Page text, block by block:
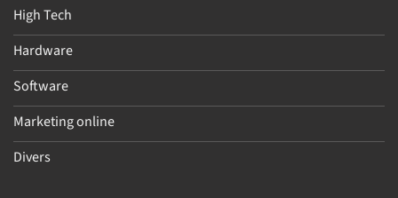
High Tech
Hardware
Software
Marketing online
Divers